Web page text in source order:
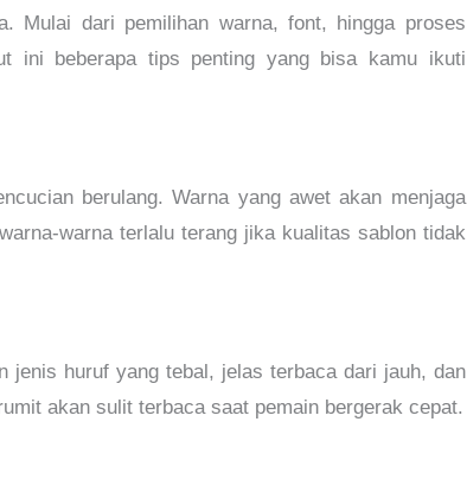
Mulai dari pemilihan warna, font, hingga proses
ini beberapa tips penting yang bisa kamu ikuti
berulang. Warna yang awet akan menjaga
warna terlalu terang jika kualitas sablon tidak
jenis huruf yang tebal, jelas terbaca dari jauh, dan
akan sulit terbaca saat pemain bergerak cepat.